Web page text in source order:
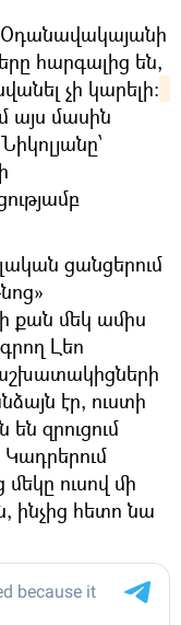
Օդանավակայանի
հարգալից են,
չի կարելի։
այս մասին
ցանցերում
քան մեկ ամիս
Լեո
էր, ուստի
զրուցում
ուսով մի
ինչից հետո նա